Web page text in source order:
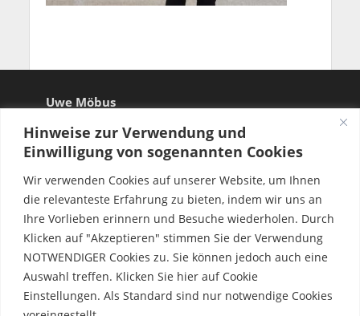
Hinweise zur Verwendung und
Einwilligung von sogenannten Cookies
Wir verwenden Cookies auf unserer Website, um Ihnen
die relevanteste Erfahrung zu bieten, indem wir uns an
Ihre Vorlieben erinnern und Besuche wiederholen. Durch
Klicken auf "Akzeptieren" stimmen Sie der Verwendung
NOTWENDIGER Cookies zu. Sie können jedoch auch eine
Auswahl treffen. Klicken Sie hier auf Cookie
Einstellungen. Als Standard sind nur notwendige Cookies
Uwe Möbus